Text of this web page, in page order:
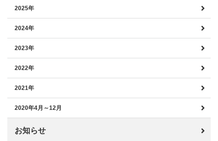
2025年
2024年
2023年
2022年
2021年
2020年4月～12月
お知らせ